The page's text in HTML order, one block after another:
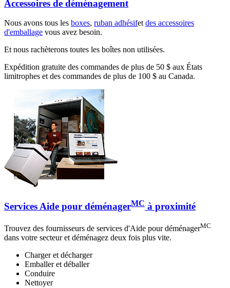
Accessoires de déménagement
Nous avons tous les boxes, ruban adhésifetdes accessoires
d'emballage vous avez besoin.
Et nous rachèterons toutes les boîtes non utilisées.
Expédition gratuite des commandes de plus de 50 $ aux États
limitrophes et des commandes de plus de 100 $ au Canada.
Services Aide pour déménagerMC à proximité
Trouvez des fournisseurs de services d'Aide pour déménagerMC
dans votre secteur et déménagez deux fois plus vite.
Charger et décharger
Emballer et déballer
Conduire
Nettoyer